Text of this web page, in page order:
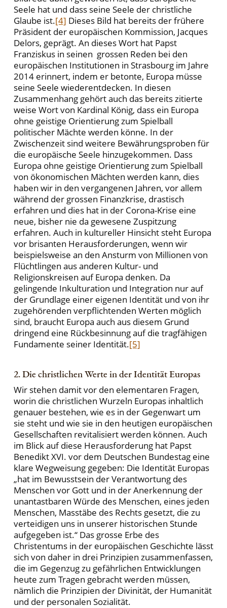
Seele hat und dass seine Seele der christliche
Glaube ist.[4] Dieses Bild hat bereits der frühere
Präsident der europäischen Kommission, Jacques
Delors, geprägt. An dieses Wort hat Papst
Franziskus in seinen grossen Reden bei den
europäischen Institutionen in Strasbourg im Jahre
2014 erinnert, indem er betonte, Europa müsse
seine Seele wiederentdecken. In diesen
Zusammenhang gehört auch das bereits zitierte
weise Wort von Kardinal König, dass ein Europa
ohne geistige Orientierung zum Spielball
politischer Mächte werden könne. In der
Zwischenzeit sind weitere Bewährungsproben für
die europäische Seele hinzugekommen. Dass
Europa ohne geistige Orientierung zum Spielball
von ökonomischen Mächten werden kann, dies
haben wir in den vergangenen Jahren, vor allem
während der grossen Finanzkrise, drastisch
erfahren und dies hat in der Corona-Krise eine
neue, bisher nie da gewesene Zuspitzung
erfahren. Auch in kultureller Hinsicht steht Europa
vor brisanten Herausforderungen, wenn wir
beispielsweise an den Ansturm von Millionen von
Flüchtlingen aus anderen Kultur- und
Religionskreisen auf Europa denken. Da
gelingende Inkulturation und Integration nur auf
der Grundlage einer eigenen Identität und von ihr
zugehörenden verpflichtenden Werten möglich
sind, braucht Europa auch aus diesem Grund
dringend eine Rückbesinnung auf die tragfähigen
Fundamente seiner Identität.[5]
2. Die christlichen Werte in der Identität Europas
Wir stehen damit vor den elementaren Fragen,
worin die christlichen Wurzeln Europas inhaltlich
genauer bestehen, wie es in der Gegenwart um
sie steht und wie sie in den heutigen europäischen
Gesellschaften revitalisiert werden können. Auch
im Blick auf diese Herausforderung hat Papst
Benedikt XVI. vor dem Deutschen Bundestag eine
klare Wegweisung gegeben: Die Identität Europas
„hat im Bewusstsein der Verantwortung des
Menschen vor Gott und in der Anerkennung der
unantastbaren Würde des Menschen, eines jeden
Menschen, Masstäbe des Rechts gesetzt, die zu
verteidigen uns in unserer historischen Stunde
aufgegeben ist.“ Das grosse Erbe des
Christentums in der europäischen Geschichte lässt
sich von daher in drei Prinzipien zusammenfassen,
die im Gegenzug zu gefährlichen Entwicklungen
heute zum Tragen gebracht werden müssen,
nämlich die Prinzipien der Divinität, der Humanität
und der personalen Sozialität.